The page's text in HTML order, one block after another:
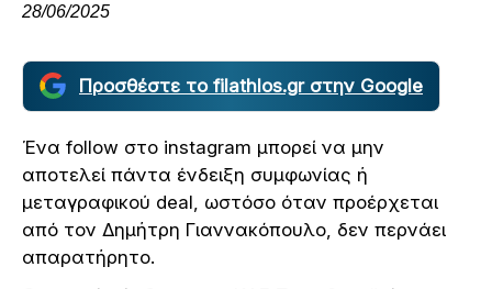
28/06/2025
Προσθέστε το filathlos.gr στην Google
Ένα follow στο instagram μπορεί να μην
αποτελεί πάντα ένδειξη συμφωνίας ή
μεταγραφικού deal, ωστόσο όταν προέρχεται
από τον Δημήτρη Γιαννακόπουλο, δεν περνάει
απαρατήρητο.